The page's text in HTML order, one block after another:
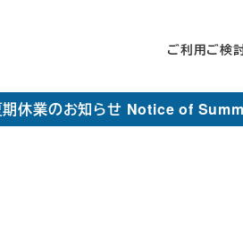
ご利用ご検
休業のお知らせ Notice of